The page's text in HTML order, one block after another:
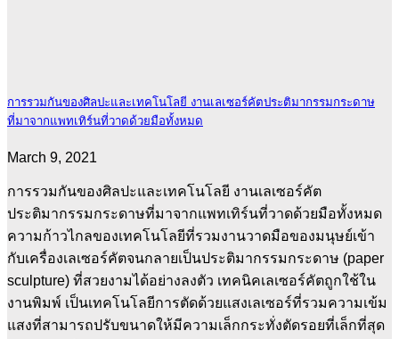
การรวมกันของศิลปะและเทคโนโลยี งานเลเซอร์คัตประติมากรรมกระดาษ
ที่มาจากแพทเทิร์นที่วาดด้วยมือทั้งหมด
March 9, 2021
การรวมกันของศิลปะและเทคโนโลยี งานเลเซอร์คัต
ประติมากรรมกระดาษที่มาจากแพทเทิร์นที่วาดด้วยมือทั้งหมด
ความก้าวไกลของเทคโนโลยีที่รวมงานวาดมือของมนุษย์เข้า
กับเครื่องเลเซอร์คัตจนกลายเป็นประติมากรรมกระดาษ (paper
sculpture) ที่สวยงามได้อย่างลงตัว เทคนิคเลเซอร์คัตถูกใช้ใน
งานพิมพ์ เป็นเทคโนโลยีการตัดด้วยแสงเลเซอร์ที่รวมความเข้ม
แสงที่สามารถปรับขนาดให้มีความเล็กกระทั่งตัดรอยที่เล็กที่สุด